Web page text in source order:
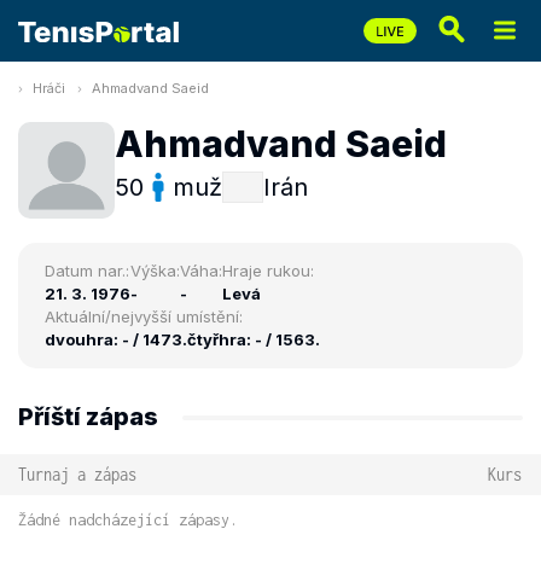
Hráči Ahmadvand Saeid
Ahmadvand Saeid
50 muž Irán
Datum nar.:
21. 3. 1976
Výška:
-
Váha:
-
Hraje rukou:
Levá
Aktuální/nejvyšší umístění:
dvouhra: - / 1473.čtyřhra: - / 1563.
Příští zápas
Turnaj a zápas Kurs
Žádné nadcházející zápasy.